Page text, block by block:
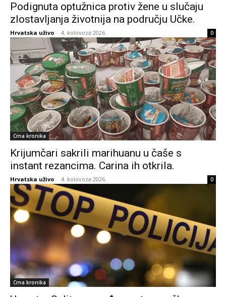
Podignuta optužnica protiv žene u slučaju
zlostavljanja životnija na području Učke.
Hrvatska uživo - 4. kolovoza 2026. 0
Crna kronika
Krijumčari sakrili marihuanu u čaše s
instant rezancima. Carina ih otkrila.
Hrvatska uživo - 4. kolovoza 2026. 0
Crna kronika